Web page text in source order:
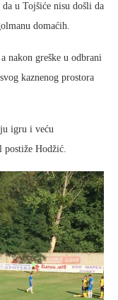
u Tojšiće nisu došli da
domaćih.
nakon greške u odbrani
kaznenog prostora
igru i veću
postiže Hodžić.